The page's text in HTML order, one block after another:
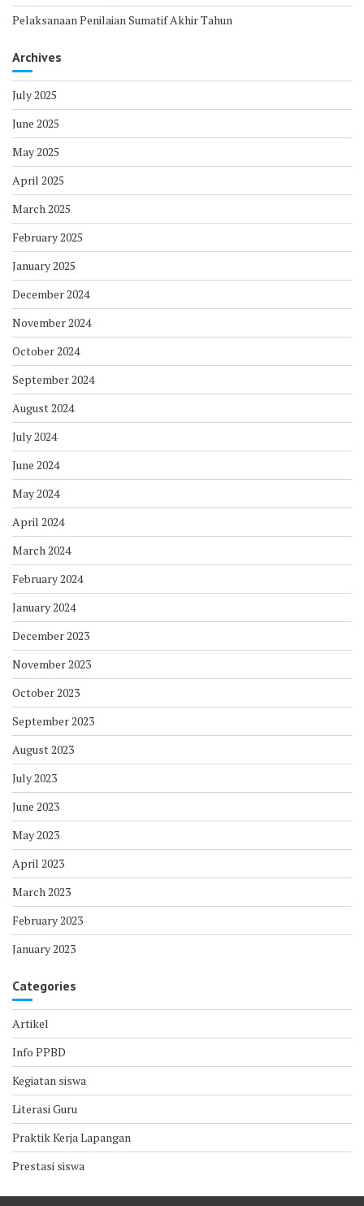
Pelaksanaan Penilaian Sumatif Akhir Tahun
Archives
July 2025
June 2025
May 2025
April 2025
March 2025
February 2025
January 2025
December 2024
November 2024
October 2024
September 2024
August 2024
July 2024
June 2024
May 2024
April 2024
March 2024
February 2024
January 2024
December 2023
November 2023
October 2023
September 2023
August 2023
July 2023
June 2023
May 2023
April 2023
March 2023
February 2023
January 2023
Categories
Artikel
Info PPBD
Kegiatan siswa
Literasi Guru
Praktik Kerja Lapangan
Prestasi siswa